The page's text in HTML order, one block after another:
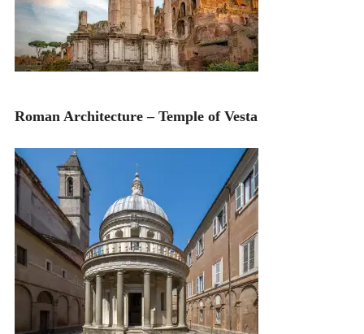
Roman Architecture – Temple of Vesta